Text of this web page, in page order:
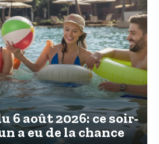
6 août 2026: ce soir-
a eu de la chance